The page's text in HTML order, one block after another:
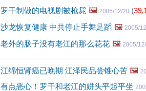
罗干制做的电视剧被枪毙 🖼️ 2005/12/20 (
沙龙恢复健康 中共停止手舞足蹈 🖼️ 2005/
老外的肠子没有老江的那么花花 🖼️ 2005/
江绵恒肾癌已晚期 江泽民品尝锥心苦 🖼️
有点恶心！罗干和老江的姘头平起平坐